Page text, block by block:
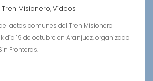
Tren Misionero,Vídeos
actos comunes del Tren Misionero
día 19 de octubre en Aranjuez, organizado
Fronteras.